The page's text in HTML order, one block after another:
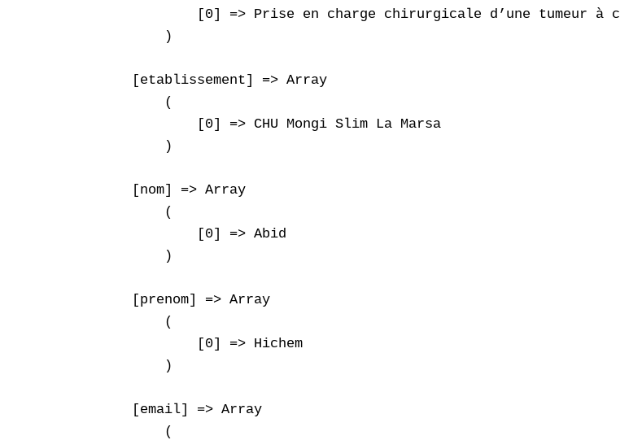
[0] => Prise en charge chirurgicale d’une tumeur à
        )
    [etablissement] => Array
        (
            [0] => CHU Mongi Slim La Marsa
        )
    [nom] => Array
        (
            [0] => Abid
        )
    [prenom] => Array
        (
            [0] => Hichem
        )
    [email] => Array
        (